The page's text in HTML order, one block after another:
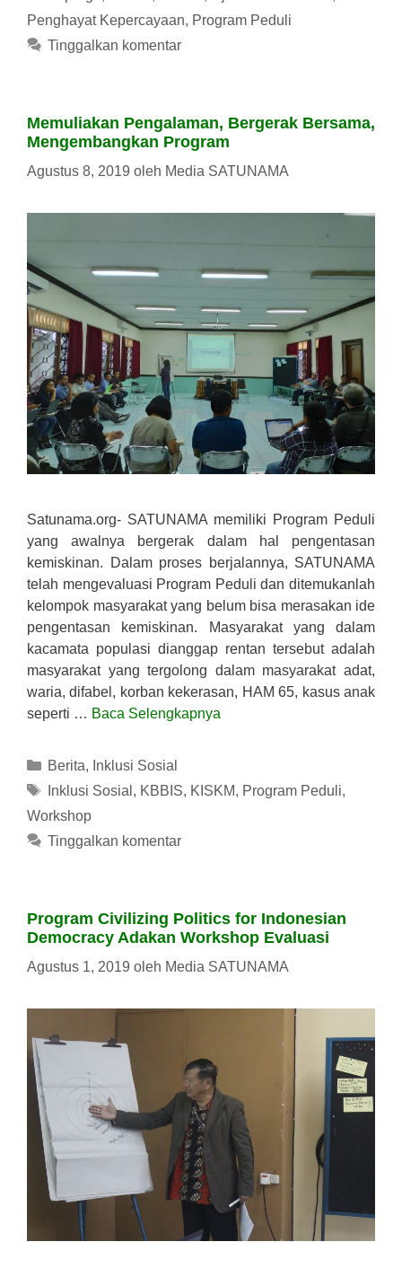
Penghayat Kepercayaan, Program Peduli
Tinggalkan komentar
Memuliakan Pengalaman, Bergerak Bersama,
Mengembangkan Program
Agustus 8, 2019 oleh Media SATUNAMA
Satunama.org- SATUNAMA memiliki Program Peduli
yang awalnya bergerak dalam hal pengentasan
kemiskinan. Dalam proses berjalannya, SATUNAMA
telah mengevaluasi Program Peduli dan ditemukanlah
kelompok masyarakat yang belum bisa merasakan ide
pengentasan kemiskinan. Masyarakat yang dalam
kacamata populasi dianggap rentan tersebut adalah
masyarakat yang tergolong dalam masyarakat adat,
waria, difabel, korban kekerasan, HAM 65, kasus anak
seperti … Baca Selengkapnya
Kategori
Berita, Inklusi Sosial
Tag
Inklusi Sosial , KBBIS, KISKM, Program Peduli,
Workshop
Tinggalkan komentar
Program Civilizing Politics for Indonesian
Democracy Adakan Workshop Evaluasi
Agustus 1, 2019 oleh Media SATUNAMA